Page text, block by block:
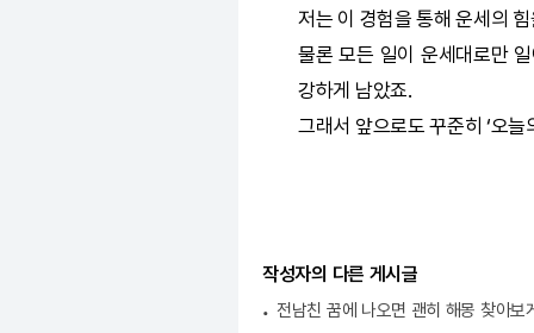
저는 이 경험을 통해 운세의
물론 모든 일이 운세대로만
강하게 남았죠.
그래서 앞으로도 꾸준히 ‘오
작성자의 다른 게시글
전남친 꿈에 나오면 괜히 해몽 찾아보